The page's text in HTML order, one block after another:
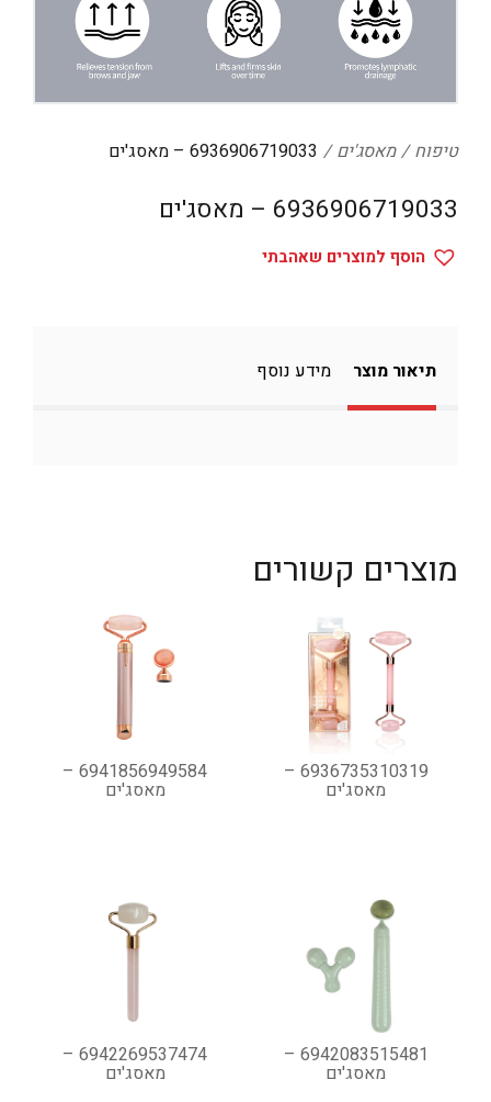
דיגיטל
הום אקססוריז
הלבשה תחתונה
טיפוח
מסיבות וימי הולדת
טיפוח מאסג'ים 6936906719033 – מאסג'ים
6936906719033 – מאסג'ים
הוסף למוצרים שאהבתי
תיאור מוצר מידע נוסף
מוצרים קשורים
6936735310319 –
מאסג'ים
6941856949584 –
מאסג'ים
6942083515481 –
מאסג'ים
6942269537474 –
מאסג'ים